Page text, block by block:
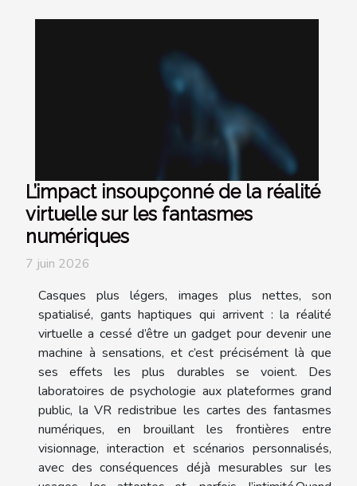
L’impact insoupçonné de la réalité
virtuelle sur les fantasmes
numériques
7 juin 2026
Casques plus légers, images plus nettes, son
spatialisé, gants haptiques qui arrivent : la réalité
virtuelle a cessé d’être un gadget pour devenir une
machine à sensations, et c’est précisément là que
ses effets les plus durables se voient. Des
laboratoires de psychologie aux plateformes grand
public, la VR redistribue les cartes des fantasmes
numériques, en brouillant les frontières entre
visionnage, interaction et scénarios personnalisés,
avec des conséquences déjà mesurables sur les